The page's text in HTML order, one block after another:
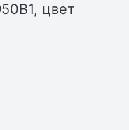
цвет